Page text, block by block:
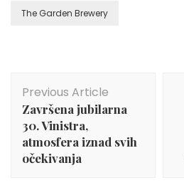
The Garden Brewery
Navigation
Previous Article
Završena jubilarna
30. Vinistra,
atmosfera iznad svih
očekivanja